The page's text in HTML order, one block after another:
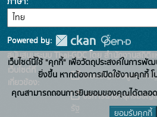
Powered by:
สนับสนุนระบบ Thai-GDC โดย สำนักงานสถิติ
เว็บไซต์ที่
เกี่ยวข้อง:
ระบบบัญชีข้อมูลภาครั
บริการนามานุกรมบัญ
เว็บไซต์นี้ใช้ "คุกกี้" เพื่อวัตถุประสงค์ในการพั
ยิ่งขึ้น หากต้องการเปิดใช้งานคุกกี้
คุณสามารถถอนการยินยอมของคุณได้ตลอด
ยอมรับคุกกี้